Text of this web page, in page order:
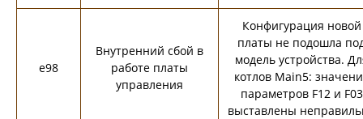
e98
Внутренний сбой в
работе платы
управления
Конфигурация новой
платы не подошла
модель устройства.
котлов Main5:
параметров F12 и F03
выставлены